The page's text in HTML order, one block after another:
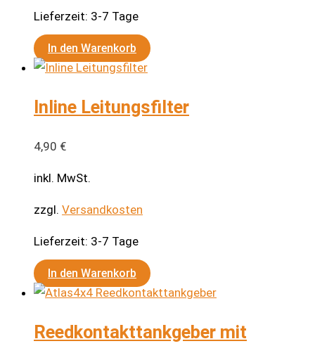
Lieferzeit: 3-7 Tage
In den Warenkorb
Inline Leitungsfilter
4,90 €
inkl. MwSt.
zzgl. Versandkosten
Lieferzeit: 3-7 Tage
In den Warenkorb
Reedkontakttankgeber mit